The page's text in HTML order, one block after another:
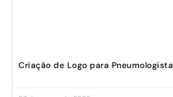
Criação de Logo para Pneumologista